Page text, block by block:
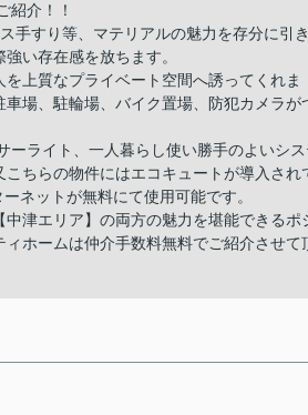
紹介！！
手すり等、マテリアルの魅力を存分に引
い存在感を放ちます。
上質なプライベート空間へ誘ってくれま
場、駐輪場、バイク置場、防犯カメラが
ーライト、一人暮らし使い勝手のよいシ
ちらの物件にはエコキュートが導入され
ネットが無料にて使用可能です。
津エリア】の両方の魅力を堪能できるポ
ホームは仲介手数料無料でご紹介させて